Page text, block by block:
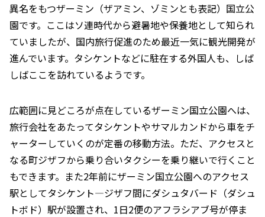
異名をもつザーミン（ザアミン、ゾミンとも表記）国立公
園です。ここはソ連時代から避暑地や保養地として知られ
ていましたが、国内旅行促進のため最近一気に観光開発が
進んでいます。タシケントなどに駐在する外国人も、しば
しばここを訪れているようです。
広範囲に見どころが点在しているザーミン国立公園へは、
旅行会社をあたってタシケントやサマルカンドから車をチ
ャーターしていくのが定番の移動方法。ただ、アクセスと
なる町ジザフから乗り合いタクシーを乗り継いで行くこと
もできます。また2年前にザーミン国立公園へのアクセス
駅としてタシケント―ジザフ間にダシュタバード（ダシュ
トボド）駅が設置され、1日2便のアフラシアブ号が停ま